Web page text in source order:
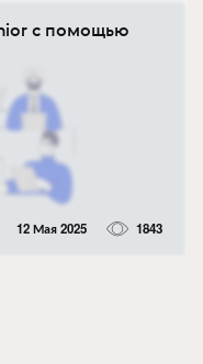
с помощью
12 Мая 2025 1843